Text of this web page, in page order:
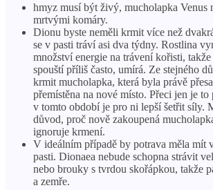
hmyz musí být živý, mucholapka Venus
mrtvými komáry.
Dionu byste neměli krmit více než
se v pasti tráví asi dva týdny. Rostlina
množství energie na trávení kořisti, takže
spouští příliš často, umírá. Ze stejného
krmit mucholapka, která byla právě
přemístěna na nové místo. Přeci jen je to
v tomto období je pro ni lepší šetřit síly.
důvod, proč nově zakoupená
ignoruje krmení.
V ideálním případě by potrava měla mít
pasti. Dionaea nebude schopna strávit
nebo brouky s tvrdou skořápkou, takže
a zemře.